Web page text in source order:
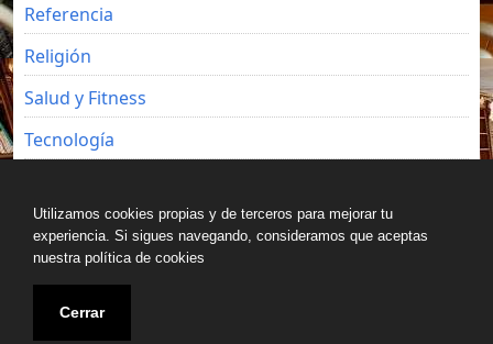
Referencia
Religión
Salud y Fitness
Tecnología
Utilizamos cookies propias y de terceros para mejorar tu
experiencia. Si sigues navegando, consideramos que aceptas
nuestra política de cookies
Cerrar